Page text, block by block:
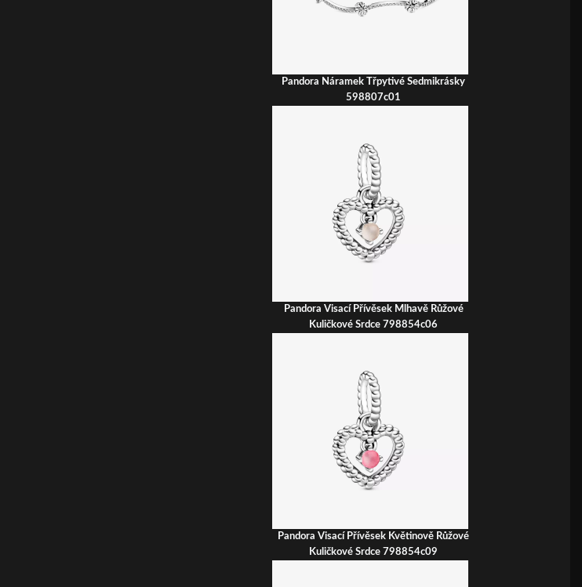
Pandora Náramek Třpytivé Sedmikrásky
598807c01
Pandora Visací Přívěsek Mlhavě Růžové
Kuličkové Srdce 798854c06
Pandora Visací Přívěsek Květinově Růžové
Kuličkové Srdce 798854c09